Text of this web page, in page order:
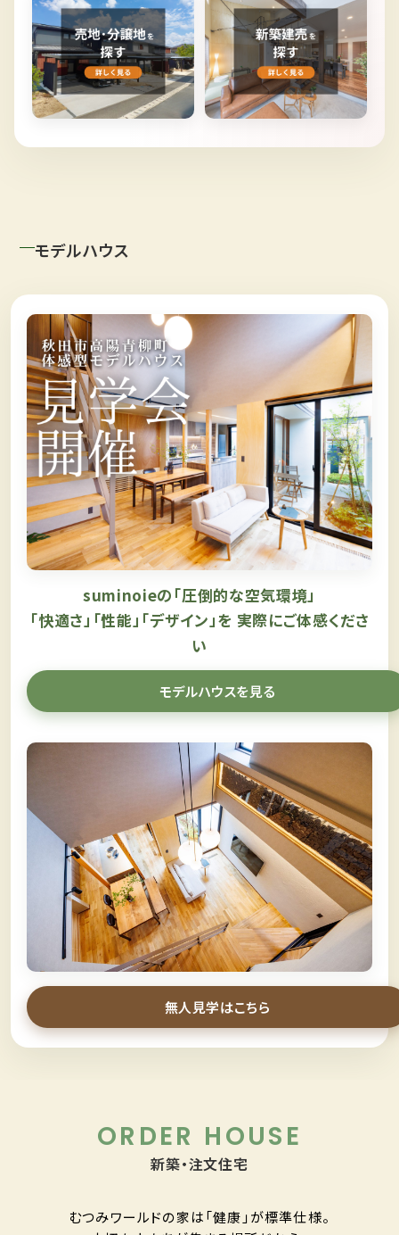
モデルハウス
suminoieの「圧倒的な空気環境」
「快適さ」「性能」「デザイン」を 実際にご体感くださ
い
モデルハウスを見る
無人見学無人見学はこちら
ORDER HOUSE
新築・注文住宅
むつみワールドの家は「健康」が標準仕様。